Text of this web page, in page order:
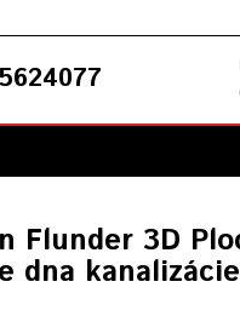
Flunder 3D
dna